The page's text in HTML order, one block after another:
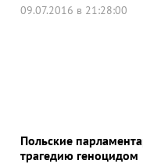
09.07.2016 в 21:28:00
Польские
трагедию геноцидом